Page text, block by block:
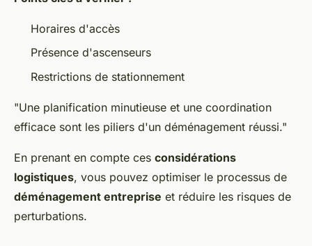
Horaires d'accès
Présence d'ascenseurs
Restrictions de stationnement
"Une planification minutieuse et une coordination
efficace sont les piliers d'un déménagement réussi."
En prenant en compte ces considérations
logistiques, vous pouvez optimiser le processus de
déménagement entreprise et réduire les risques de
perturbations.